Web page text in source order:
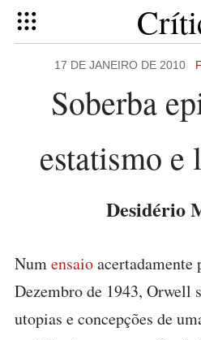
17 DE JANEIRO DE 2010
Soberba
estatismo e
Desidério
Numensaioacertadamente
Dezembro de 1943, Orwell
utopias e concepções de